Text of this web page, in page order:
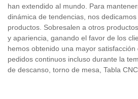
han extendido al mundo. Para
dinámica de tendencias, nos
productos. Sobresalen a otros
y apariencia, ganando el favor de los
hemos obtenido una mayor
pedidos continuos incluso durante la
de descanso, torno de mesa, Tabla